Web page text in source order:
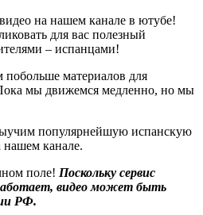
на нашем канале в ютубе!
для вас полезный
– испанцами!
побольше материалов для
мы движемся медленно, но мы
популярнейшую испанскую
канале.
поле! Поскольку сервис
видео может быть
РФ.